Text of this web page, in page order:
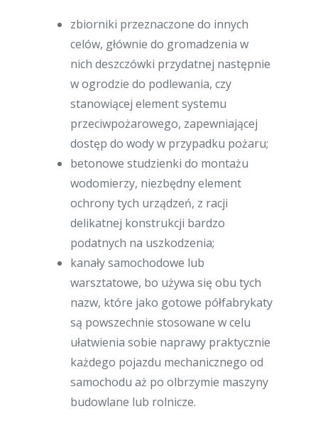
zbiorniki przeznaczone do innych
celów, głównie do gromadzenia w
nich deszczówki przydatnej następnie
w ogrodzie do podlewania, czy
stanowiącej element systemu
przeciwpożarowego, zapewniającej
dostęp do wody w przypadku pożaru;
betonowe studzienki do montażu
wodomierzy, niezbędny element
ochrony tych urządzeń, z racji
delikatnej konstrukcji bardzo
podatnych na uszkodzenia;
kanały samochodowe lub
warsztatowe, bo używa się obu tych
nazw, które jako gotowe półfabrykaty
są powszechnie stosowane w celu
ułatwienia sobie naprawy praktycznie
każdego pojazdu mechanicznego od
samochodu aż po olbrzymie maszyny
budowlane lub rolnicze.